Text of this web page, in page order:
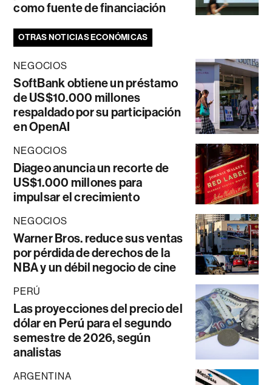
como fuente de financiación
OTRAS NOTICIAS ECONÓMICAS
NEGOCIOS
SoftBank obtiene un préstamo
de US$10.000 millones
respaldado por su participación
en OpenAI
NEGOCIOS
Diageo anuncia un recorte de
US$1.000 millones para
impulsar el crecimiento
NEGOCIOS
Warner Bros. reduce sus ventas
por pérdida de derechos de la
NBA y un débil negocio de cine
PERÚ
Las proyecciones del precio del
dólar en Perú para el segundo
semestre de 2026, según
analistas
ARGENTINA